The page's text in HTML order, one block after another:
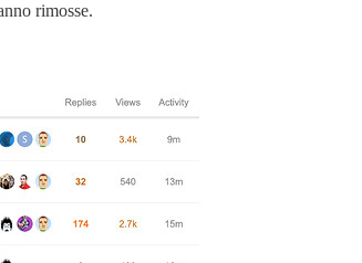
rimosse.